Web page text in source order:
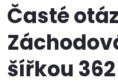
Časté
šířkou